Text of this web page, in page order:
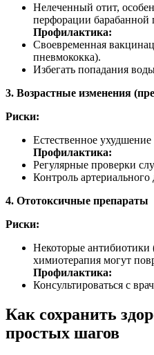
Нелеченный отит,
перфорации барабанной
Профилактика:
Своевременная
пневмококка).
Избегать попадания
3. Возрастные изменения
Риски:
Естественное ухудшение
Профилактика:
Регулярные проверки
Контроль артериального
4. Ототоксичные препараты
Риски:
Некоторые
химиотерапия могут
Профилактика:
Консультироваться с
Как сохранить
простых шагов